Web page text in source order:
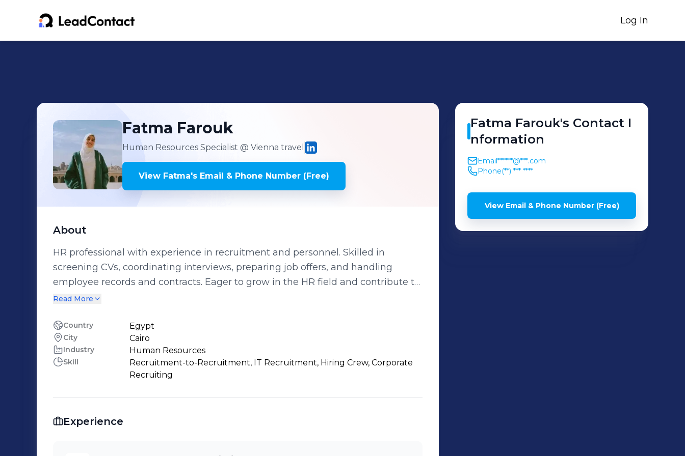
Log In
Fatma Farouk
Human Resources Specialist @ Vienna travel
View Fatma's Email & Phone Number (Free)
About
HR professional with experience in recruitment and personnel. Skilled in
screening CVs, coordinating interviews, preparing job offers, and handling
employee records and contracts. Eager to grow in the HR field and contribute to
building organized and people-focused workplaces.
Read More
Country Egypt
City Cairo
Industry Human Resources
Skill
Recruitment-to-Recruitment, IT Recruitment, Hiring Crew, Corporate
Recruiting
Experience
Fatma Farouk's Contact I
nformation
Email******@***.com
Phone(**) *** ****
View Email & Phone Number (Free)